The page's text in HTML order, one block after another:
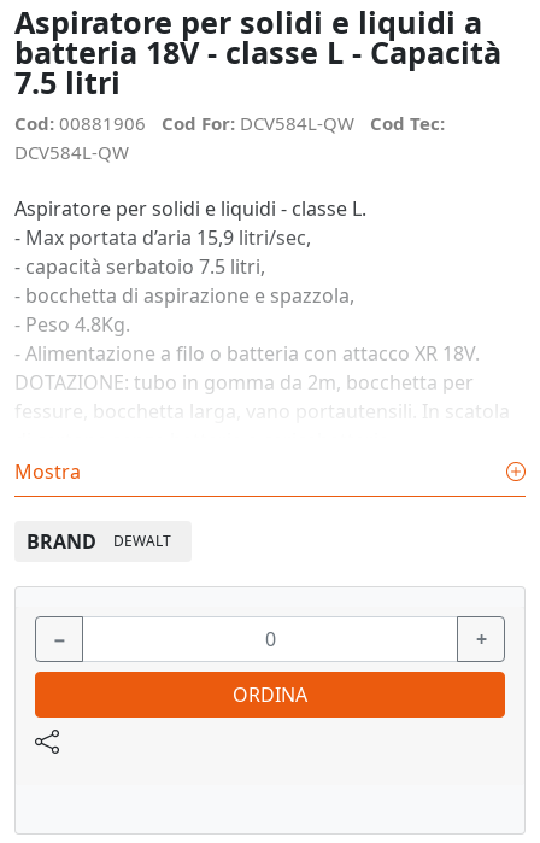
Aspiratore per solidi e liquidi a
batteria 18V - classe L - Capacità
7.5 litri
Cod: 00881906 Cod For: DCV584L-QW
Cod Tec:
DCV584L-QW
Aspiratore per solidi e liquidi - classe L.
- Max portata d’aria 15,9 litri/sec,
- capacità serbatoio 7.5 litri,
- bocchetta di aspirazione e spazzola,
- Peso 4.8Kg.
- Alimentazione a filo o batteria con attacco XR 18V.
DOTAZIONE: tubo in gomma da 2m, bocchetta per
fessure, bocchetta larga, vano portautensili. In scatola
Mostra
BRAND DEWALT
− +
ORDINA